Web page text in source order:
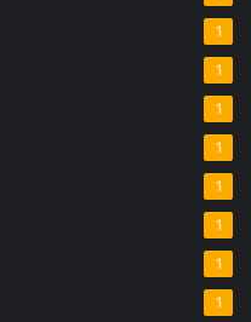
1
1
1
1
1
1
1
1